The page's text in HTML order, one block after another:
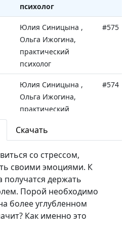
психолог
Юлия Синицына ,
Ольга Ижогина,
практический
психолог
#575
Юлия Синицына ,
Ольга Ижогина,
практический
#574
Юлия Синицына ,
Ольга Ижогина,
практический
психолог
#573
Юлия Синицына ,
Ольга Ижогина,
Скачать
со стрессом,
своими эмоциями. К
получатся держать
Порой необходимо
более углубленном
Как именно это